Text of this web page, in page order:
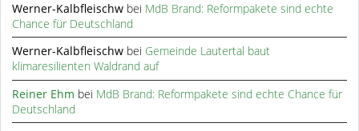
Werner-Kalbfleischw bei MdB Brand: Reformpakete sind echte
Chance für Deutschland
Werner-Kalbfleischw bei Gemeinde Lautertal baut
klimaresilienten Waldrand auf
Reiner Ehm bei MdB Brand: Reformpakete sind echte Chance für
Deutschland